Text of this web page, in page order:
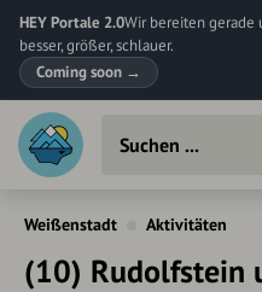
HEY Portale 2.0Wir bereiten gerade
besser, größer, schlauer.
Coming soon →
Weißenstadt Aktivitäten
(10) Rudolfstein